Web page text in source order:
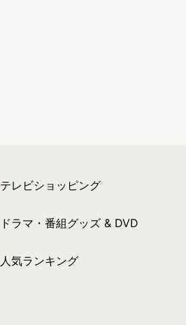
テレビショッピング
ドラマ・番組グッズ & DVD
人気ランキング